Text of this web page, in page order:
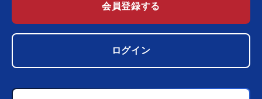
会員登録する
ログイン